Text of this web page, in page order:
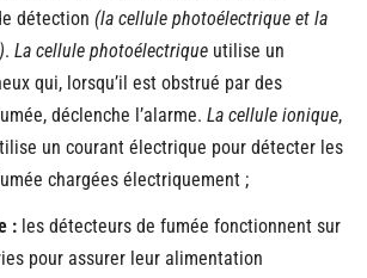
détection (la cellule photoélectrique et la
. La cellule photoélectrique utilise un
qui, lorsqu’il est obstrué par des
déclenche l’alarme. La cellule ionique,
un courant électrique pour détecter les
chargées électriquement ;
: les détecteurs de fumée fonctionnent sur
pour assurer leur alimentation